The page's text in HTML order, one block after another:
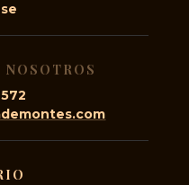
NOSOTROS